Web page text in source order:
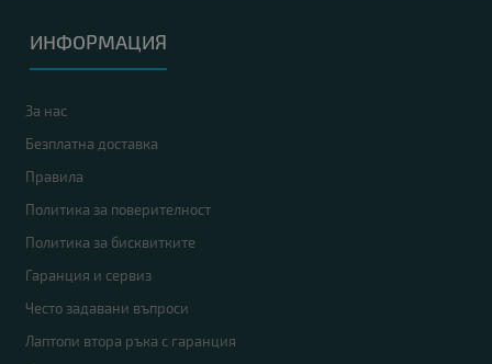
ИНФОРМАЦИЯ
За нас
Безплатна доставка
Правила
Политика за поверителност
Политика за бисквитките
Гаранция и сервиз
Често задавани въпроси
Лаптопи втора ръка с гаранция